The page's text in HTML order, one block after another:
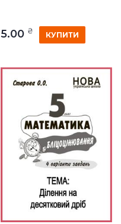
5.00 ₴ КУПИТИ